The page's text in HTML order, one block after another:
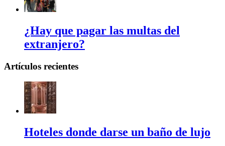
¿Hay que pagar las multas del
extranjero?
Artículos recientes
Hoteles donde darse un baño de lujo